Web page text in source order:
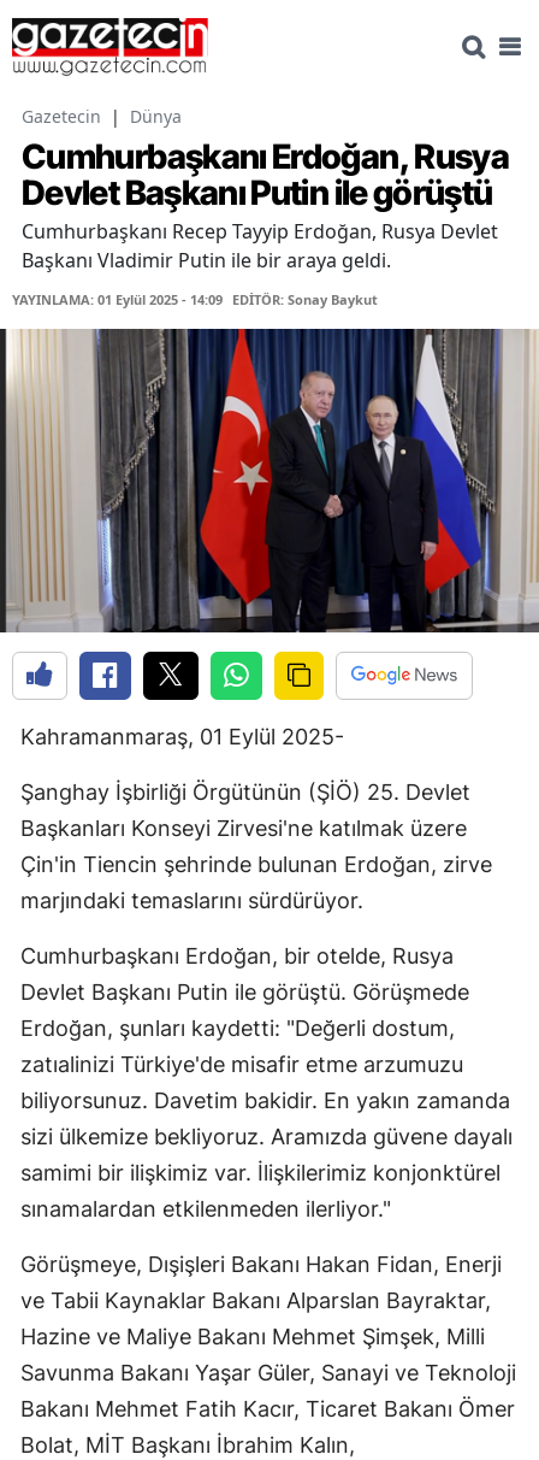
Gazetecin | Dünya
Cumhurbaşkanı Erdoğan, Rusya
Devlet Başkanı Putin ile görüştü
Cumhurbaşkanı Recep Tayyip Erdoğan, Rusya Devlet
Başkanı Vladimir Putin ile bir araya geldi.
YAYINLAMA: 01 Eylül 2025 - 14:09 EDİTÖR: Sonay Baykut
Kahramanmaraş, 01 Eylül 2025-
Şanghay İşbirliği Örgütünün (ŞİÖ) 25. Devlet
Başkanları Konseyi Zirvesi'ne katılmak üzere
Çin'in Tiencin şehrinde bulunan Erdoğan, zirve
marjındaki temaslarını sürdürüyor.
Cumhurbaşkanı Erdoğan, bir otelde, Rusya
Devlet Başkanı Putin ile görüştü. Görüşmede
Erdoğan, şunları kaydetti: "Değerli dostum,
zatıalinizi Türkiye'de misafir etme arzumuzu
biliyorsunuz. Davetim bakidir. En yakın zamanda
sizi ülkemize bekliyoruz. Aramızda güvene dayalı
samimi bir ilişkimiz var. İlişkilerimiz konjonktürel
sınamalardan etkilenmeden ilerliyor."
Görüşmeye, Dışişleri Bakanı Hakan Fidan, Enerji
ve Tabii Kaynaklar Bakanı Alparslan Bayraktar,
Hazine ve Maliye Bakanı Mehmet Şimşek, Milli
Savunma Bakanı Yaşar Güler, Sanayi ve Teknoloji
Bakanı Mehmet Fatih Kacır, Ticaret Bakanı Ömer
Bolat, MİT Başkanı İbrahim Kalın,